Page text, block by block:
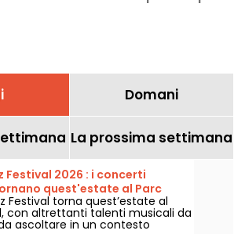
Domani
La prossima settimana
Festival 2026 : i concerti
quest'estate al Parc
il programma
Festival torna quest’estate al
con altrettanti talenti musicali da
ascoltare in un contesto